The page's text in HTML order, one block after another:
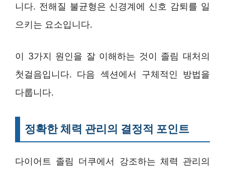
니다. 전해질 불균형은 신경계에 신호 감퇴를 일
으키는 요소입니다.
이 3가지 원인을 잘 이해하는 것이 졸림 대처의
첫걸음입니다. 다음 섹션에서 구체적인 방법을
다룹니다.
정확한 체력 관리의 결정적 포인트
다이어트 졸림 더쿠에서 강조하는 체력 관리의